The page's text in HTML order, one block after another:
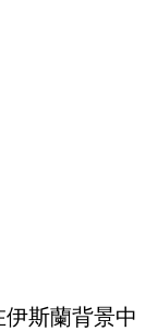
斯蘭背景中